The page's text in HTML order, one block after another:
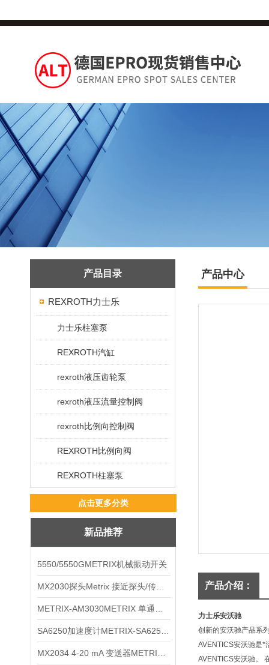
产品目录
REXROTH力士乐
力士乐柱塞泵
REXROTH汽缸
rexroth液压齿轮泵
rexroth液压流量控制阀
rexroth比例向控制阀
REXROTH比例向阀
REXROTH柱塞泵
点击更多分类
新品推荐
5550/5550GMETRIX机械振动开关
产品中心
产品介绍：
力士乐安沃驰
创新的安沃驰产品系
AVENTICS安沃驰是*
AVENTICS安沃驰。